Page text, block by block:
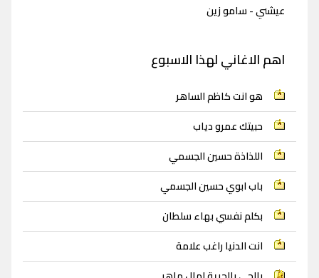
عيشني - سامو زين
اهم الاغاني لهذا الاسبوع
هو انت كاظم الساهر
حبيتك عمرو دياب
اللذاذة حسين الجسمي
باب ابوي حسين الجسمي
بكلم نفسي بهاء سلطان
انت الدنيا راغب علامة